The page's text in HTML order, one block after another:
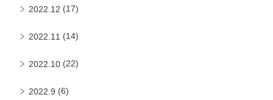
2022.12 (17)
2022.11 (14)
2022.10 (22)
2022.9 (6)